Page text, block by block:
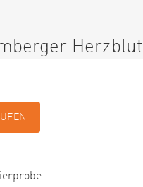
Herzblut